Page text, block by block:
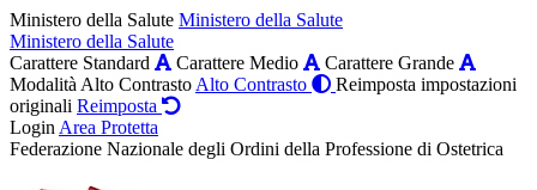
Ministero della Salute Ministero della Salute
Ministero della Salute
Carattere Standard
Carattere Medio
Carattere Grande
Modalità Alto Contrasto Alto Contrasto
Reimposta impostazioni
originali Reimposta
Login Area Protetta
Federazione Nazionale degli Ordini della Professione di Ostetrica